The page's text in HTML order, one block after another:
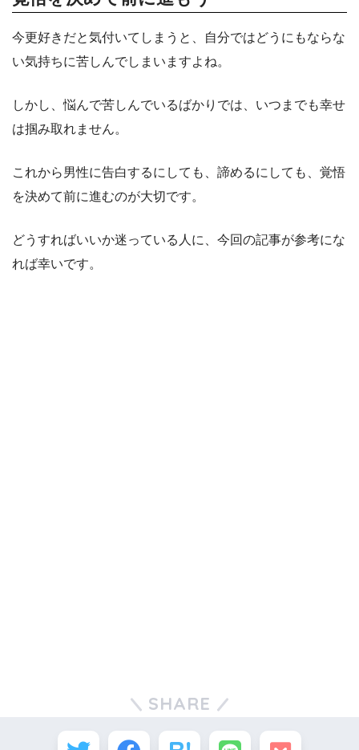
今更好きだと気付いてしまうと、自分ではどうにもならな
い気持ちに苦しんでしまいますよね。
しかし、悩んで苦しんでいるばかりでは、いつまでも幸せ
は掴み取れません。
これから男性に告白するにしても、諦めるにしても、覚悟
を決めて前に進むのが大切です。
どうすればいいか迷っている人に、今回の記事が参考にな
れば幸いです。
SHARE